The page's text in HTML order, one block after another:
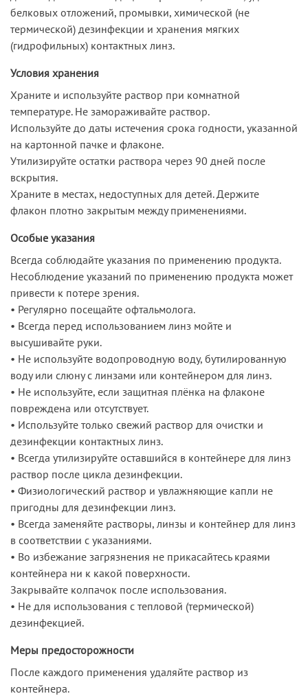
белковых отложений, промывки, химической (не
термической) дезинфекции и хранения мягких
(гидрофильных) контактных линз.
Условия хранения
Храните и используйте раствор при комнатной
температуре. Не замораживайте раствор.
Используйте до даты истечения срока годности, указанной
на картонной пачке и флаконе.
Утилизируйте остатки раствора через 90 дней после
вскрытия.
Храните в местах, недоступных для детей. Держите
флакон плотно закрытым между применениями.
Особые указания
Всегда соблюдайте указания по применению продукта.
Несоблюдение указаний по применению продукта может
привести к потере зрения.
• Регулярно посещайте офтальмолога.
• Всегда перед использованием линз мойте и
высушивайте руки.
• Не используйте водопроводную воду, бутилированную
воду или слюну с линзами или контейнером для линз.
• Не используйте, если защитная плёнка на флаконе
повреждена или отсутствует.
• Используйте только свежий раствор для очистки и
дезинфекции контактных линз.
• Всегда утилизируйте оставшийся в контейнере для линз
раствор после цикла дезинфекции.
• Физиологический раствор и увлажняющие капли не
пригодны для дезинфекции линз.
• Всегда заменяйте растворы, линзы и контейнер для линз
в соответствии с указаниями.
• Во избежание загрязнения не прикасайтесь краями
контейнера ни к какой поверхности.
Закрывайте колпачок после использования.
• Не для использования с тепловой (термической)
дезинфекцией.
Меры предосторожности
После каждого применения удаляйте раствор из
контейнера.